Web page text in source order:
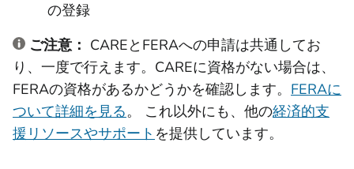
の登録
ご注意： CAREとFERAへの申請は共通してお
り、一度で行えます。CAREに資格がない場合は、
FERAの資格があるかどうかを確認します。 FERAに
ついて詳細を見る。 これ以外にも、他の経済的支
援リソースやサポート を提供しています。